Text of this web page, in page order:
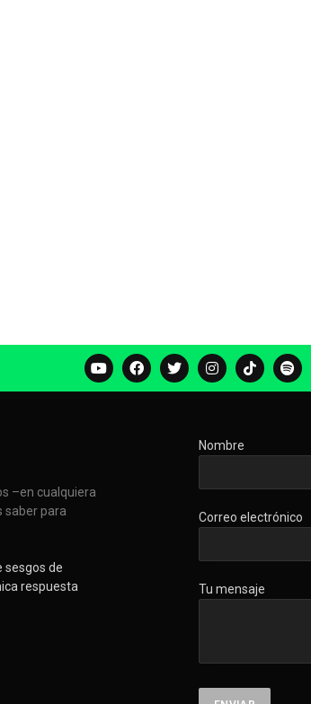
–en cualquiera
saber para
sesgos de
respuesta
Nombre
Correo electrónico
Tu mensaje